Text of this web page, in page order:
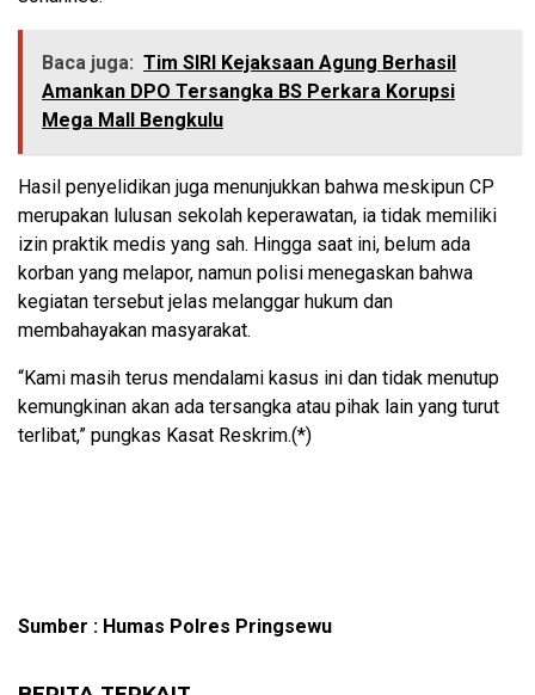
Baca juga: Tim SIRI Kejaksaan Agung Berhasil
Amankan DPO Tersangka BS Perkara Korupsi
Mega Mall Bengkulu
Hasil penyelidikan juga menunjukkan bahwa meskipun CP
merupakan lulusan sekolah keperawatan, ia tidak memiliki
izin praktik medis yang sah. Hingga saat ini, belum ada
korban yang melapor, namun polisi menegaskan bahwa
kegiatan tersebut jelas melanggar hukum dan
membahayakan masyarakat.
“Kami masih terus mendalami kasus ini dan tidak menutup
kemungkinan akan ada tersangka atau pihak lain yang turut
terlibat,” pungkas Kasat Reskrim.(*)
Sumber : Humas Polres Pringsewu